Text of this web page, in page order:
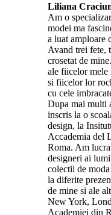
Liliana
Am o
modei ma
a luat amploare
Avand trei fete,
crosetat de
ale fiicelor mele
si fiicelor lor
cu cele
Dupa mai multi
inscris la o
design, la
Accademia del
Roma. Am
designeri ai
colectii de
la diferite
de mine si ale
New York,
Academiei din